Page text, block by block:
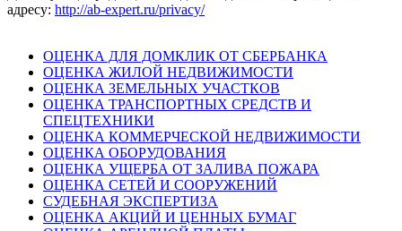
адресу: http://ab-expert.ru/privacy/
ОЦЕНКА ДЛЯ ДОМКЛИК ОТ СБЕРБАНКА
ОЦЕНКА ЖИЛОЙ НЕДВИЖИМОСТИ
ОЦЕНКА ЗЕМЕЛЬНЫХ УЧАСТКОВ
ОЦЕНКА ТРАНСПОРТНЫХ СРЕДСТВ И
СПЕЦТЕХНИКИ
ОЦЕНКА КОММЕРЧЕСКОЙ НЕДВИЖИМОСТИ
ОЦЕНКА ОБОРУДОВАНИЯ
ОЦЕНКА УЩЕРБА ОТ ЗАЛИВА ПОЖАРА
ОЦЕНКА СЕТЕЙ И СООРУЖЕНИЙ
СУДЕБНАЯ ЭКСПЕРТИЗА
ОЦЕНКА АКЦИЙ И ЦЕННЫХ БУМАГ